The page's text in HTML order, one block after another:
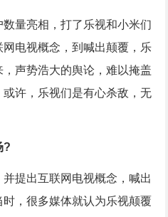
量亮相，打了乐视和小米们
电视概念，到喊出颠覆，乐
声势浩大的舆论，难以掩盖
许，乐视们是有心杀敌，无
?
提出互联网电视概念，喊出
，很多媒体就认为乐视颠覆